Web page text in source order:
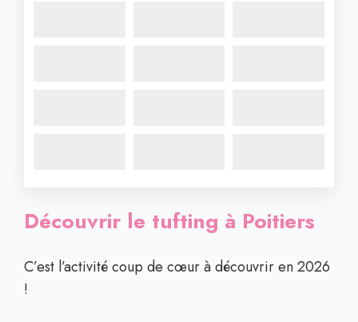
Découvrir le tufting à Poitiers
C’est l’activité coup de cœur à découvrir en 2026
!